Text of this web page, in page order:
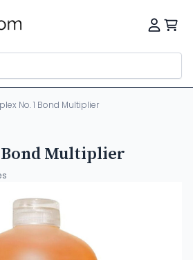
No. 1 Bond Multiplier
Bond Multiplier